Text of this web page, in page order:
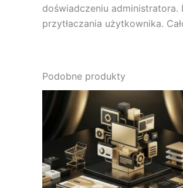
doświadczeniu administratora.
przytłaczania użytkownika.
Podobne produkty